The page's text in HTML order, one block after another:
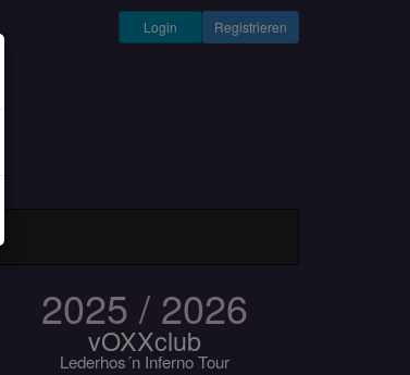
Registrieren
Login
2025 / 2026
vOXXclub
Lederhos´n Inferno Tour